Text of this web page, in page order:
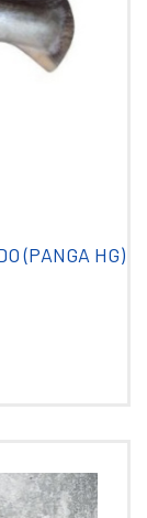
(PANGA HG)